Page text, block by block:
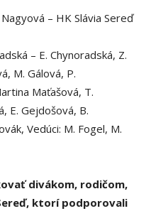
– HK Slávia Sereď
– E. Chynoradská, Z.
M. Gálová, P.
Maťašová, T.
E. Gejdošová, B.
Vedúci: M. Fogel, M.
divákom, rodičom,
ktorí podporovali